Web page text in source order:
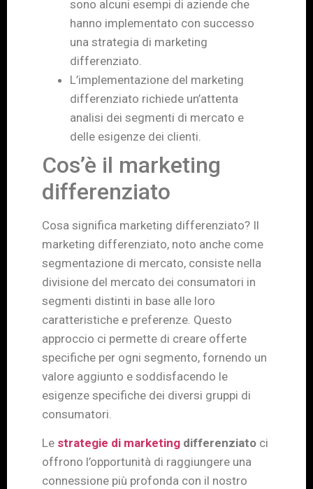
sono alcuni esempi di aziende che
hanno implementato con successo
una strategia di marketing
differenziato.
L’implementazione del marketing
differenziato richiede un’attenta
analisi dei segmenti di mercato e
delle esigenze dei clienti.
Cos’è il marketing
differenziato
Cosa significa marketing differenziato? Il
marketing differenziato, noto anche come
segmentazione di mercato, consiste nella
divisione del mercato dei consumatori in
segmenti distinti in base alle loro
caratteristiche e preferenze. Questo
approccio ci permette di creare offerte
specifiche per ogni segmento, fornendo un
valore aggiunto e soddisfacendo le
esigenze specifiche dei diversi gruppi di
consumatori.
Le strategie di marketing differenziato ci
offrono l’opportunità di raggiungere una
connessione più profonda con il nostro